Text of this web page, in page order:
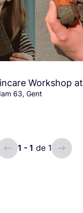
Workshop at
63, Gent
ui.previous
1 - 1 de 1
ui.next